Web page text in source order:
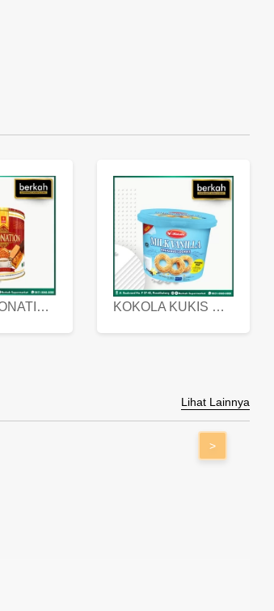
UBM CORONATION ASSORTED BISKUIT KALENG 450 GRAM KOKOLA KUKIS HYGIENIC MILK VANILLA PACK 320 GR
Lihat Lainnya
>